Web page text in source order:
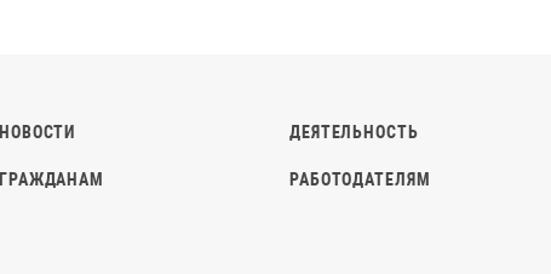
НОВОСТИ ДЕЯТЕЛЬНОСТЬ
ГРАЖДАНАМ РАБОТОДАТЕЛЯМ